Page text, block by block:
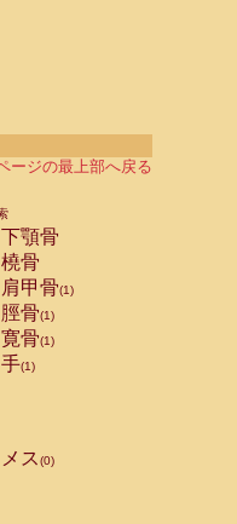
ージの最上部へ戻る
顎骨
骨
甲骨(1)
骨(1)
骨(1)
(1)
ス(0)